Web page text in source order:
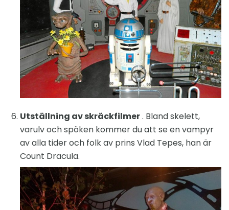
Utställning av skräckfilmer. Bland skelett,
varulv och spöken kommer du att se en vampyr
av alla tider och folk av prins Vlad Tepes, han är
Count Dracula.